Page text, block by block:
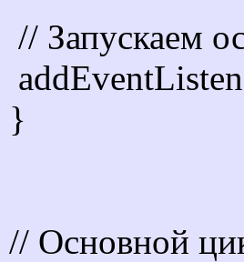
// Запускаем
}
// Основной